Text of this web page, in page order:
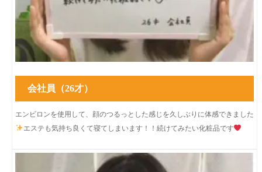
会社員（26才）
エンビロンを使用して、顔のつるっとした感じを久しぶりに体感できました
エステも気持ち良くて寝てしまいます！！続けてみたい化粧品です